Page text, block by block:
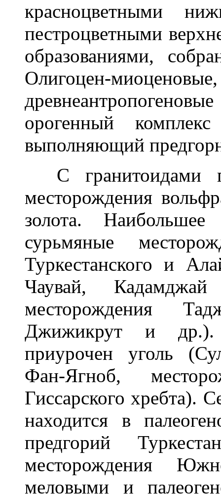
красноцветными
пестроцветными
образованиями,
Олигоцен-
орогенный
выполняющий
С гранитоидами
месторождения
золота.
сурьмяные
Туркестанского и
Чаувай,
месторождения
Джижикрут и
приурочен уголь
Фан-Ягноб,
Гиссарского хребта).
находится в
предгорий
месторождения
меловыми и